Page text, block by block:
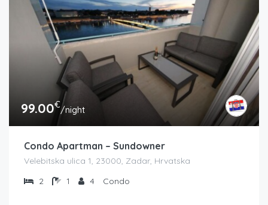
99.00€/night
Condo Apartman – Sundowner
Velebitska ulica 1, 23000, Zadar, Hrvatska
2
1 4 Condo